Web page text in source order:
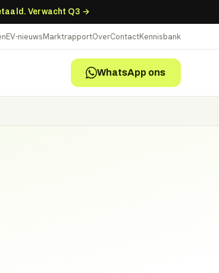
Verwacht Q3 →
EV-nieuwsMarktrapportOverContactKennisbank
WhatsApp ons